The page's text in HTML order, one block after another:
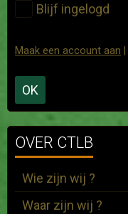
Blijf ingelogd
Maak een account aan
OK
OVER CTLB
Wie zijn wij ?
Waar zijn wij ?